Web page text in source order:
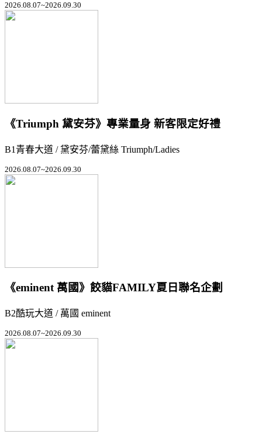
2026.08.07~2026.09.30
《Triumph 黛安芬》專業量身 新客限定好禮
B1青春大道 / 黛安芬/蕾黛絲 Triumph/Ladies
2026.08.07~2026.09.30
《eminent 萬國》餃貓FAMILY夏日聯名企劃
B2酷玩大道 / 萬國 eminent
2026.08.07~2026.09.30